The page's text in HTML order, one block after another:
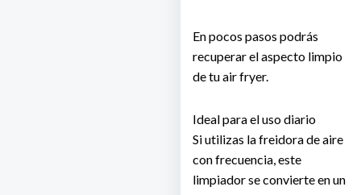
En pocos pasos podrás
recuperar el aspecto limpio
de tu air fryer.
Ideal para el uso diario
Si utilizas la freidora de aire
con frecuencia, este
limpiador se convierte en un